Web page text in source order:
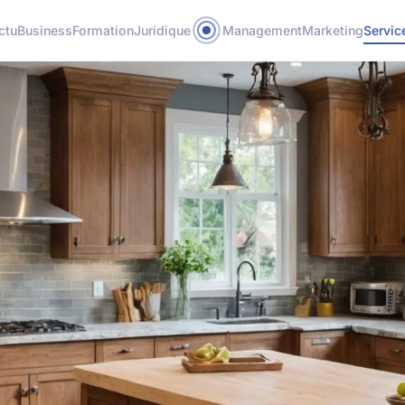
BusinessFormationJuridique ManagementMarketing